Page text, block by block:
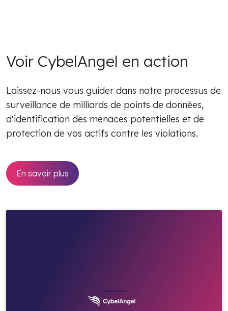
Voir CybelAngel en action
Laissez-nous vous guider dans notre processus de
surveillance de milliards de points de données,
d'identification des menaces potentielles et de
protection de vos actifs contre les violations.
En savoir plus